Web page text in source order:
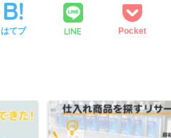
はてブ LINE Pocket